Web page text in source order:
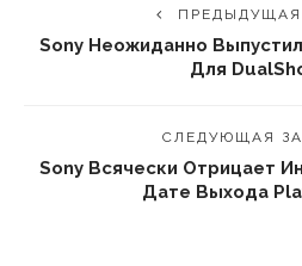
Sony Неожиданно
Для
СЛЕДУЮЩАЯ
Sony Всячески Отрицает
Дате Выхода